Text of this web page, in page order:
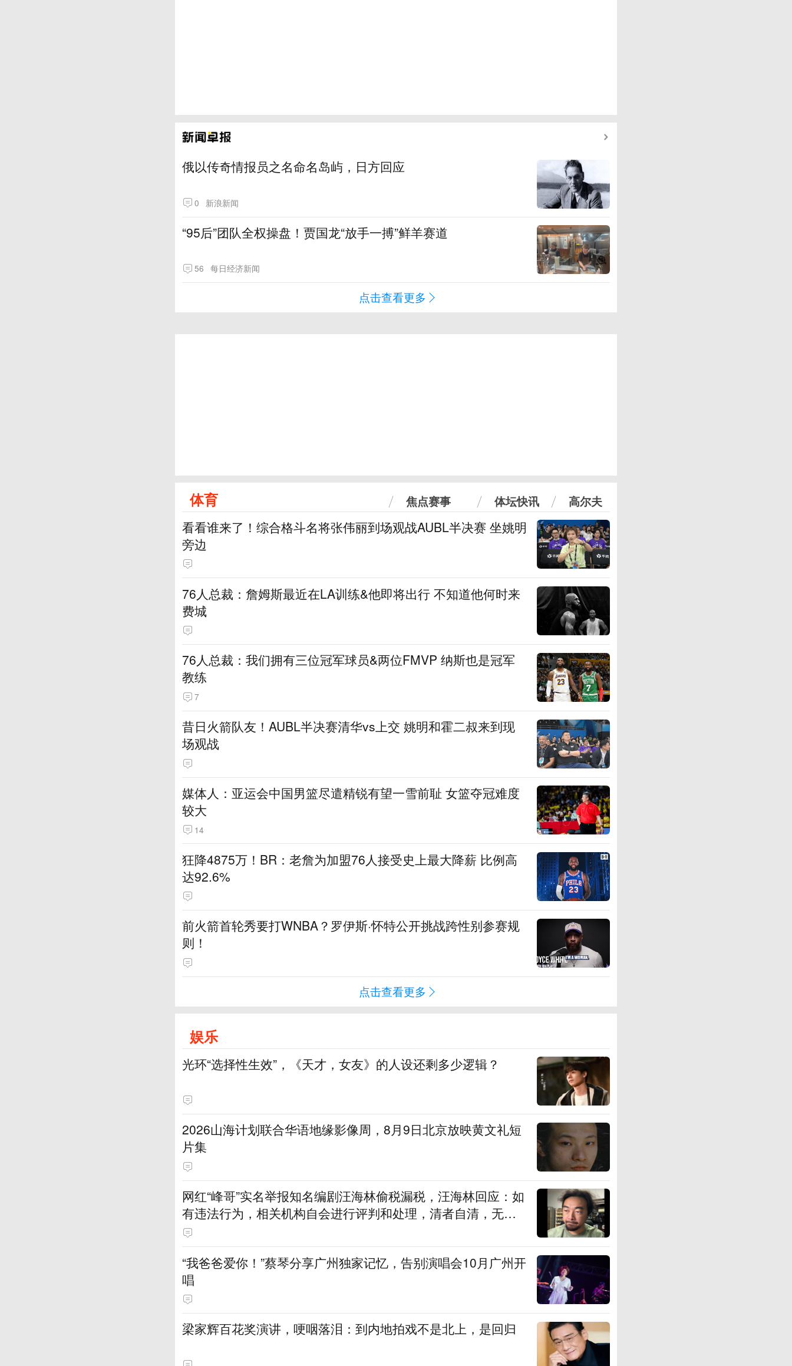
俄以传奇情报员之名命名岛屿，日方回应
0 新浪新闻
“95后”团队全权操盘！贾国龙“放手一搏”鲜羊赛道
56 每日经济新闻
点击查看更多
体育 焦点赛事 体坛快讯 高尔夫
看看谁来了！综合格斗名将张伟丽到场观战AUBL半决赛 坐姚明
旁边
76人总裁：詹姆斯最近在LA训练&他即将出行 不知道他何时来
费城
76人总裁：我们拥有三位冠军球员&两位FMVP 纳斯也是冠军
教练
7
昔日火箭队友！AUBL半决赛清华vs上交 姚明和霍二叔来到现
场观战
媒体人：亚运会中国男篮尽遣精锐有望一雪前耻 女篮夺冠难度
较大
14
狂降4875万！BR：老詹为加盟76人接受史上最大降薪 比例高
达92.6%
前火箭首轮秀要打WNBA？罗伊斯·怀特公开挑战跨性别参赛规
则！
点击查看更多
娱乐
光环“选择性生效”，《天才，女友》的人设还剩多少逻辑？
2026山海计划联合华语地缘影像周，8月9日北京放映黄文礼短
片集
网红“峰哥”实名举报知名编剧汪海林偷税漏税，汪海林回应：如
有违法行为，相关机构自会进行评判和处理，清者自清，无需
一一回应
“我爸爸爱你！”蔡琴分享广州独家记忆，告别演唱会10月广州开
唱
梁家辉百花奖演讲，哽咽落泪：到内地拍戏不是北上，是回归